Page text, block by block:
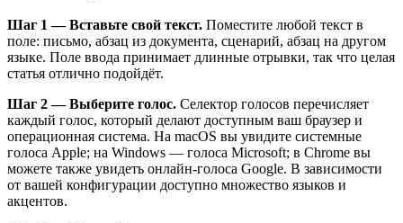
Шаг 1 — Вставьте свой текст. Поместите любой текст в
поле: письмо, абзац из документа, сценарий, абзац на другом
языке. Поле ввода принимает длинные отрывки, так что целая
статья отлично подойдёт.
Шаг 2 — Выберите голос. Селектор голосов перечисляет
каждый голос, который делают доступным ваш браузер и
операционная система. На macOS вы увидите системные
голоса Apple; на Windows — голоса Microsoft; в Chrome вы
можете также увидеть онлайн-голоса Google. В зависимости
от вашей конфигурации доступно множество языков и
акцентов.